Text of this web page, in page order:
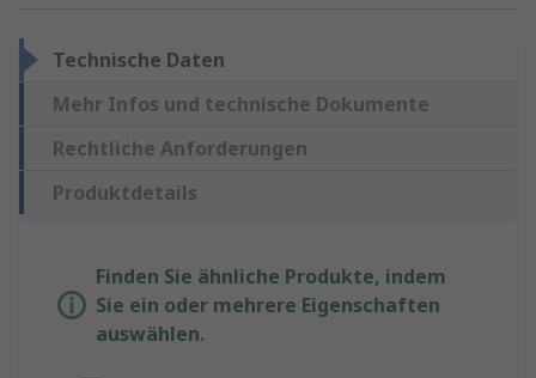
Technische Daten
Mehr Infos und technische Dokumente
Rechtliche Anforderungen
Produktdetails
Finden Sie ähnliche Produkte, indem
Sie ein oder mehrere Eigenschaften
auswählen.